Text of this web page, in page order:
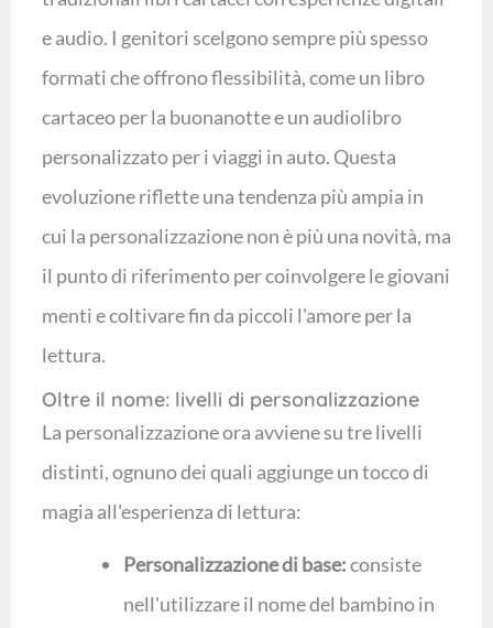
e audio. I genitori scelgono sempre più spesso
formati che offrono flessibilità, come un libro
cartaceo per la buonanotte e un audiolibro
personalizzato per i viaggi in auto. Questa
evoluzione riflette una tendenza più ampia in
cui la personalizzazione non è più una novità, ma
il punto di riferimento per coinvolgere le giovani
menti e coltivare fin da piccoli l'amore per la
lettura.
Oltre il nome: livelli di personalizzazione
La personalizzazione ora avviene su tre livelli
distinti, ognuno dei quali aggiunge un tocco di
magia all'esperienza di lettura:
Personalizzazione di base:consiste
nell'utilizzare il nome del bambino in